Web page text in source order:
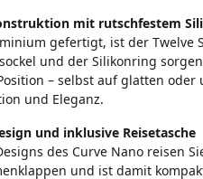
mit rutschfestem
gefertigt, ist der Twelve
und der Silikonring
– selbst auf glatten
und Eleganz.
und inklusive Reisetasche
des Curve Nano reisen
und ist damit